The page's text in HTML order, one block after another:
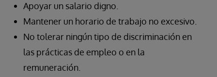
Apoyar un salario digno.
Mantener un horario de trabajo no excesivo.
No tolerar ningún tipo de discriminación en
las prácticas de empleo o en la
remuneración.